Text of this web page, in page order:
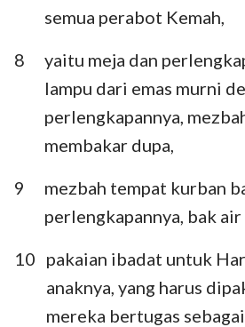
semua perabot Kemah,
8
yaitu meja dan
lampu dari emas murni
perlengkapannya,
membakar dupa,
9
mezbah tempat kurban
perlengkapannya, bak air
10 pakaian ibadat untuk
anaknya, yang harus
mereka bertugas sebagai